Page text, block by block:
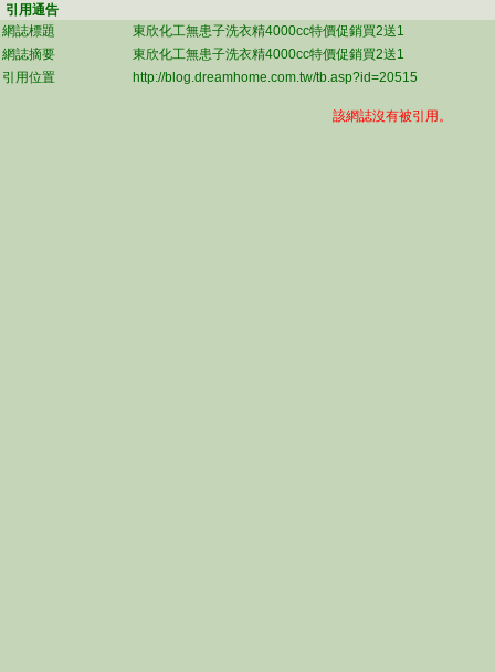
引用通告
網誌標題
東欣化工無患子洗衣精4000cc特價促銷買2送1
網誌摘要
東欣化工無患子洗衣精4000cc特價促銷買2送1
引用位置
http://blog.dreamhome.com.tw/tb.asp?id=20515
該網誌沒有被引用。